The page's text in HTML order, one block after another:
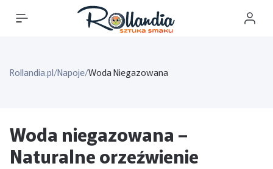
Rollandia.pl/Napoje/Woda Niegazowana
Woda niegazowana –
Naturalne orzeźwienie